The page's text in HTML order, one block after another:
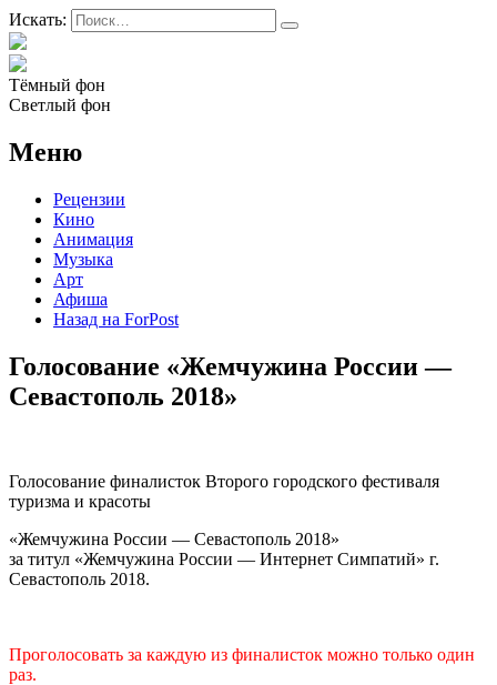
Искать:
Тёмный фон
Светлый фон
Меню
Рецензии
Кино
Анимация
Музыка
Арт
Афиша
Назад на ForPost
Голосование «Жемчужина России —
Севастополь 2018»
Голосование финалисток Второго городского фестиваля
туризма и красоты
«Жемчужина России — Севастополь 2018»
за титул «Жемчужина России — Интернет Симпатий» г.
Севастополь 2018.
Проголосовать за каждую из финалисток можно только один
раз.